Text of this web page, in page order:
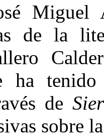
de la
ha
de
sobre